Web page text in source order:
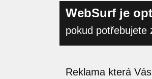
WebSurf je
pokud potřebujete
Reklama která